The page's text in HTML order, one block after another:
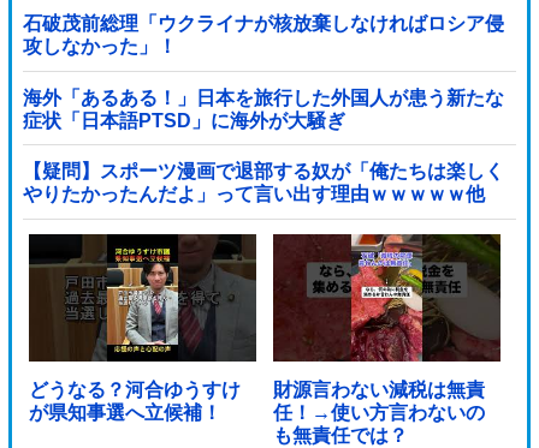
石破茂前総理「ウクライナが核放棄しなければロシア侵
攻しなかった」！
海外「あるある！」日本を旅行した外国人が患う新たな
症状「日本語PTSD」に海外が大騒ぎ
【疑問】スポーツ漫画で退部する奴が「俺たちは楽しく
やりたかったんだよ」って言い出す理由ｗｗｗｗｗ他
どうなる？河合ゆうすけ
が県知事選へ立候補！
財源言わない減税は無責
任！→使い方言わないの
も無責任では？